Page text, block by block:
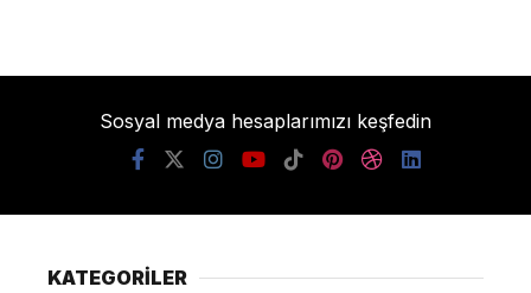
Sosyal medya hesaplarımızı keşfedin
KATEGORİLER